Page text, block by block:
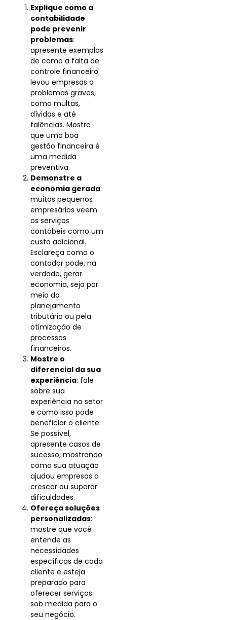
Explique como a
contabilidade
pode prevenir
problemas:
apresente exemplos
de como a falta de
controle financeiro
levou empresas a
problemas graves,
como multas,
dívidas e até
falências. Mostre
que uma boa
gestão financeira é
uma medida
preventiva.
Demonstre a
economia gerada:
muitos pequenos
empresários veem
os serviços
contábeis como um
custo adicional.
Esclareça como o
contador pode, na
verdade, gerar
economia, seja por
meio do
planejamento
tributário ou pela
otimização de
processos
financeiros.
Mostre o
diferencial da sua
experiência: fale
sobre sua
experiência no setor
e como isso pode
beneficiar o cliente.
Se possível,
apresente casos de
sucesso, mostrando
como sua atuação
ajudou empresas a
crescer ou superar
dificuldades.
Ofereça soluções
personalizadas:
mostre que você
entende as
necessidades
específicas de cada
cliente e esteja
preparado para
oferecer serviços
sob medida para o
seu negócio.